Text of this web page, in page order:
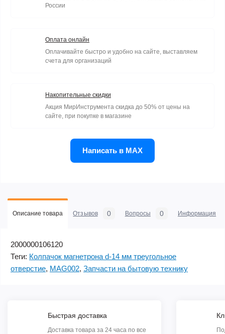
России
Оплата онлайн
Оплачивайте быстро и удобно на сайте, выставляем
счета для организаций
Накопительные скидки
Акция МирИнструмента скидка до 50% от цены на
сайте, при покупке в магазине
Написать в MAX
Описание товара Отзывов 0 Вопросы 0 Информация
2000000106120
Теги: Колпачок магнетрона d-14 мм треугольное
отверстие, MAG002, Запчасти на бытовую технику
Быстрая доставка
Доставка товара за 24 часа по все